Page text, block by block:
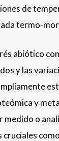
de
termo-
abiótico
y las
y
medido o
cruciales